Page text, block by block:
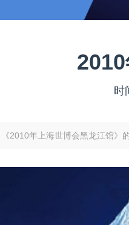
时
年上海世博会黑龙江馆》的